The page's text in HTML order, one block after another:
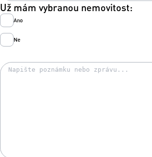
Už mám vybranou nemovitost:
Ano
Ne